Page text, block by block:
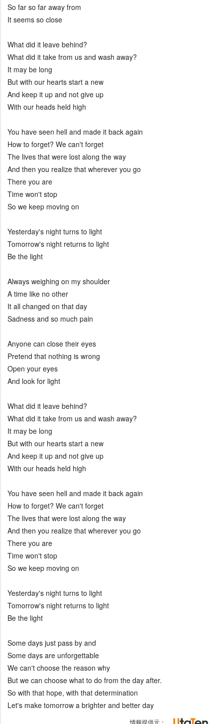
So far so far away from
It seems so close
What did it leave behind?
What did it take from us and wash away?
It may be long
But with our hearts start a new
And keep it up and not give up
With our heads held high
You have seen hell and made it back again
How to forget? We can't forget
The lives that were lost along the way
And then you realize that wherever you go
There you are
Time won't stop
So we keep moving on
Yesterday's night turns to light
Tomorrow's night returns to light
Be the light
Always weighing on my shoulder
A time like no other
It all changed on that day
Sadness and so much pain
Anyone can close their eyes
Pretend that nothing is wrong
Open your eyes
And look for light
What did it leave behind?
What did it take from us and wash away?
It may be long
But with our hearts start a new
And keep it up and not give up
With our heads held high
You have seen hell and made it back again
How to forget? We can't forget
The lives that were lost along the way
And then you realize that wherever you go
There you are
Time won't stop
So we keep moving on
Yesterday's night turns to light
Tomorrow's night returns to light
Be the light
Some days just pass by and
Some days are unforgettable
We can't choose the reason why
But we can choose what to do from the day after.
So with that hope, with that determination
Let's make tomorrow a brighter and better day
情報提供元：